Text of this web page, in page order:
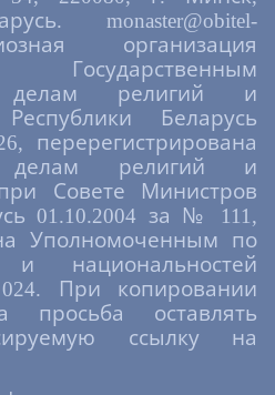
monaster@obitel-
организация
Государственным
делам религий и
Беларусь
перерегистрирована
делам религий и
Совете Министров
01.10.2004 за № 111,
Уполномоченным по
национальностей
При копировании
просьба оставлять
ссылку на